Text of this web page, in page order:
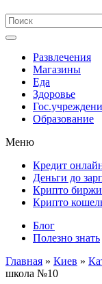
Развлечения
Магазины
Еда
Здоровье
Образование
Меню
Кредит
Деньги до
Крипто биржи
Крипто
Блог
Полезно знать
Главная » Киев »
школа №10